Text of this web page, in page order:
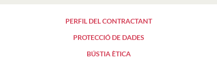
PERFIL DEL CONTRACTANT
PROTECCIÓ DE DADES
BÚSTIA ÈTICA